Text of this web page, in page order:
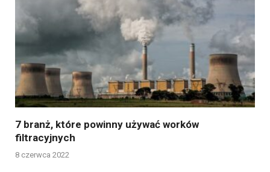
7 branż, które powinny używać worków
filtracyjnych
8 czerwca 2022